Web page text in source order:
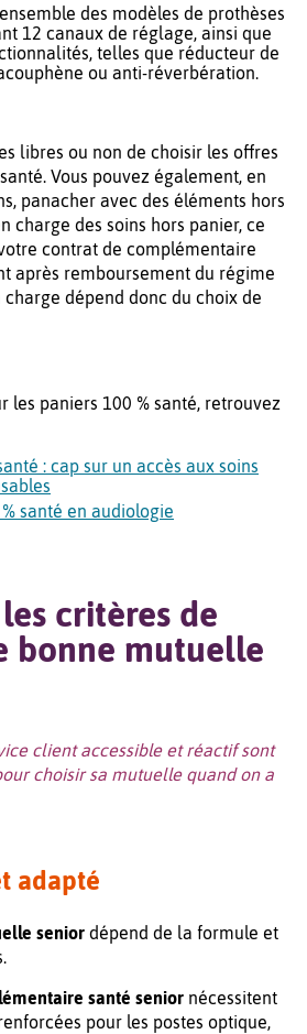
des modèles de prothèses
12 canaux de réglage, ainsi que
telles que réducteur de
ou anti-réverbération.
libres ou non de choisir les offres
Vous pouvez également, en
panacher avec des éléments hors
charge des soins hors panier, ce
contrat de complémentaire
après remboursement du régime
dépend donc du choix de
les paniers 100 % santé, retrouvez
: cap sur un accès aux soins
santé en audiologie
critères de
bonne mutuelle
client accessible et réactif sont
choisir sa mutuelle quand on a
adapté
senior dépend de la formule et
santé senior nécessitent
pour les postes optique,